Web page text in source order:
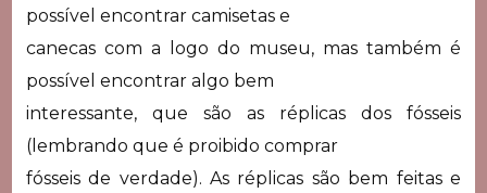
possível encontrar camisetas e
canecas com a logo do museu, mas também é
possível encontrar algo bem
interessante, que são as réplicas dos fósseis
(lembrando que é proibido comprar
fósseis de verdade). As réplicas são bem feitas e